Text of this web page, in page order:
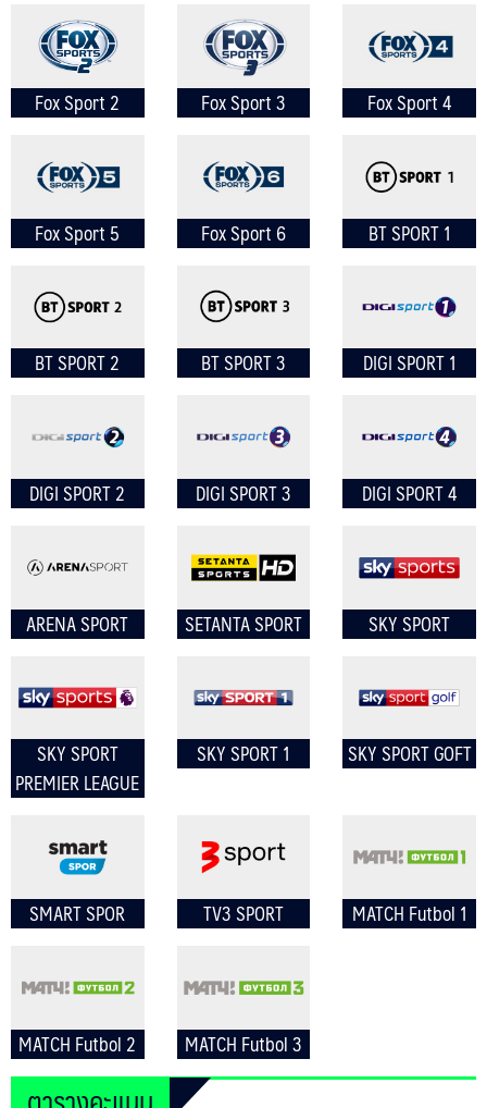
ค้นหา
Fox Sport 2 Fox Sport 3 Fox Sport 4
Fox Sport 5 Fox Sport 6 BT SPORT 1
BT SPORT 2 BT SPORT 3 DIGI SPORT 1
DIGI SPORT 2 DIGI SPORT 3 DIGI SPORT 4
ARENA SPORT SETANTA SPORT SKY SPORT
SKY SPORT
PREMIER LEAGUE
SKY SPORT 1 SKY SPORT GOFT
SMART SPOR TV3 SPORT MATCH Futbol 1
MATCH Futbol 2 MATCH Futbol 3